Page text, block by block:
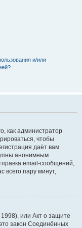
и/или
как администратор
чтобы
даёт вам
анонимным
email-сообщений,
всего пару минут,
или Акт о защите
закон Соединённых